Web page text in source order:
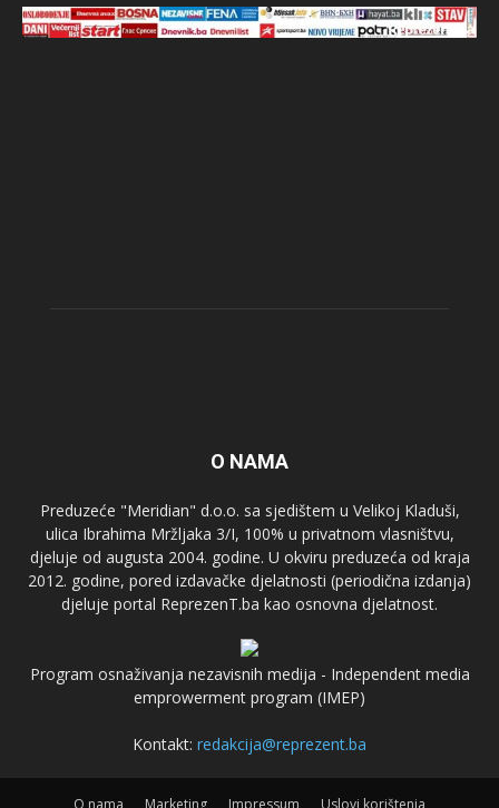
O NAMA
Preduzeće "Meridian" d.o.o. sa sjedištem u Velikoj Kladuši,
ulica Ibrahima Mržljaka 3/I, 100% u privatnom vlasništvu,
djeluje od augusta 2004. godine. U okviru preduzeća od kraja
2012. godine, pored izdavačke djelatnosti (periodična izdanja)
djeluje portal ReprezenT.ba kao osnovna djelatnost.
Program osnaživanja nezavisnih medija - Independent media
emprowerment program (IMEP)
Kontakt: redakcija@reprezent.ba